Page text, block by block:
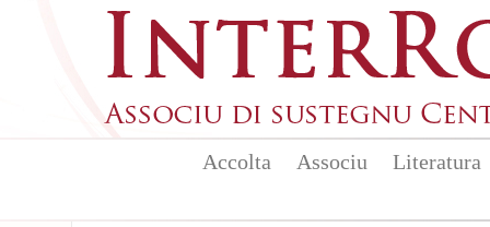
Accolta Associu Literatura